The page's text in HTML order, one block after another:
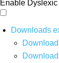
Enable Dyslexic
Downloads